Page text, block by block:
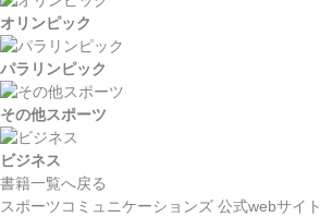
オリンピック
パラリンピック
その他スポーツ
ビジネス
書籍一覧へ戻る
スポーツコミュニケーションズ 公式webサイト